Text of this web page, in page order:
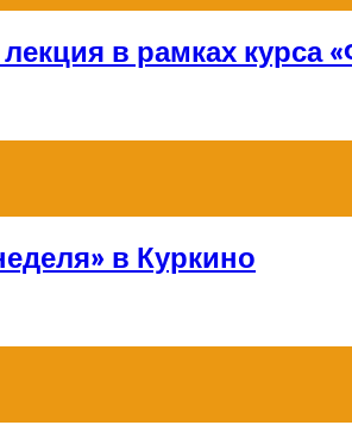
лекция в рамках
в Куркино